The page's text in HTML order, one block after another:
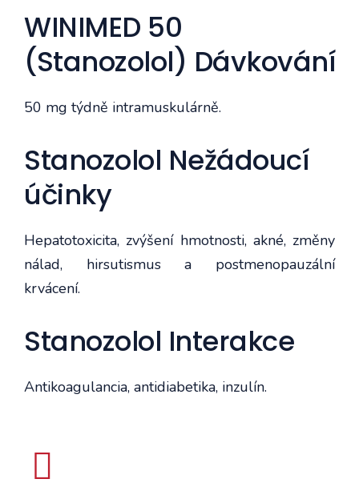
WINIMED 50
(Stanozolol) Dávkování
50 mg týdně intramuskulárně.
Stanozolol Nežádoucí
účinky
Hepatotoxicita, zvýšení hmotnosti, akné, změny
nálad, hirsutismus a postmenopauzální
krvácení.
Stanozolol Interakce
Antikoagulancia, antidiabetika, inzulín.